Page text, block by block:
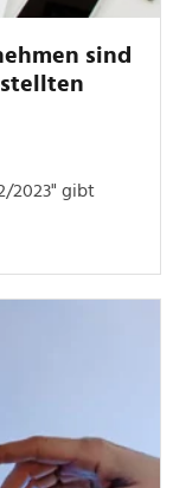
sind
2023" gibt